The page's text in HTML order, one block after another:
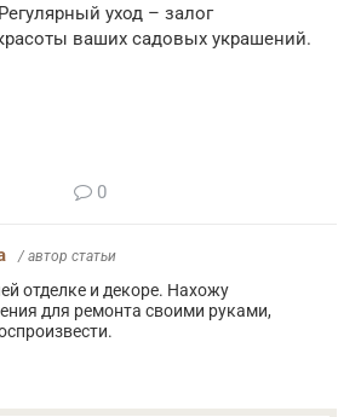
уход – залог
ваших садовых украшений.
0
/ автор статьи
отделке и декоре. Нахожу
для ремонта своими руками,